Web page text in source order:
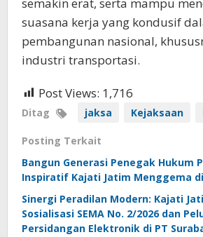
suasana kerja yang kondusif
pembangunan nasional,
industri transportasi.
Post Views: 1,716
Ditag jaksa Kejaksaan
Posting Terkait
Bangun Generasi Penegak Hukum
Inspiratif Kajati Jatim Menggema di
Sinergi Peradilan Modern: Kajati
Sosialisasi SEMA No. 2/2026 dan
Persidangan Elektronik di PT